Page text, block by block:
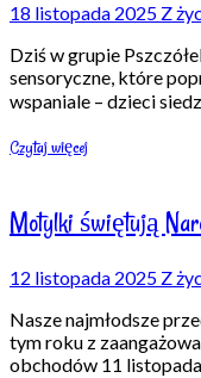
18 listopada 2025 Z
Dziś w grupie
sensoryczne, które
wspaniale – dzieci
Czytaj więcej
Motylki świętują
12 listopada 2025 Z
Nasze najmłodsze
tym roku z
obchodów 11